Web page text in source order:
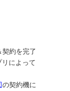
約を完了
によって
の契約機に